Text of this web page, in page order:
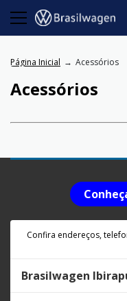
Página Inicial Acessórios
Acessórios
Confira endereços,
Brasilwagen